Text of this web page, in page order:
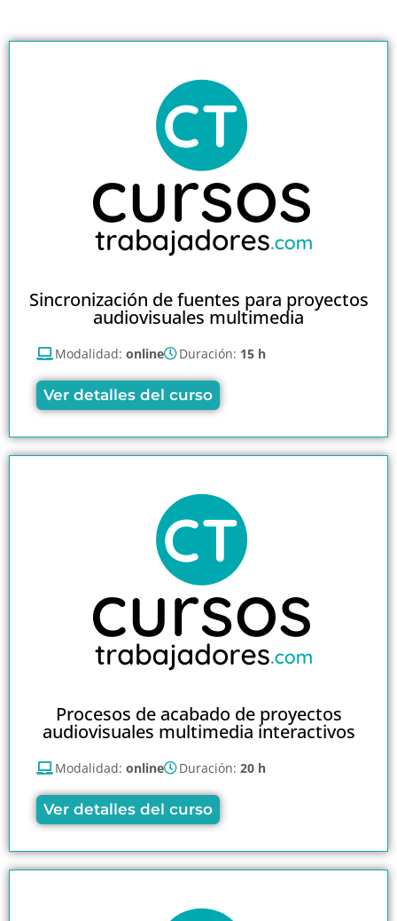
Sincronización de fuentes para proyectos
audiovisuales multimedia
Modalidad: online Duración: 15 h
Ver detalles del curso
Procesos de acabado de proyectos
audiovisuales multimedia interactivos
Modalidad: online Duración: 20 h
Ver detalles del curso